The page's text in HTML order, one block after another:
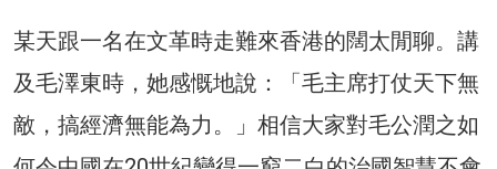
某天跟一名在文革時走難來香港的闊太閒聊。講
及毛澤東時，她感慨地說：「毛主席打仗天下無
敵，搞經濟無能為力。」相信大家對毛公潤之如